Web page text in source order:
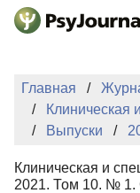
Перейти к
Главная
Клиническая
Выпуски
Клиническая и
2021. Том 10. № 1.